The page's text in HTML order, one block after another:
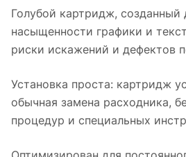
Голубой картридж,
насыщенности графики и
риски искажений и дефектов
Установка проста: картридж
обычная замена расходника,
процедур и специальных